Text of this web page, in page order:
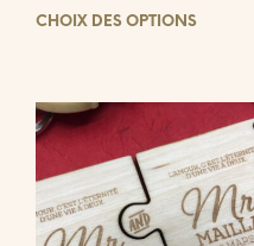
prix :
CHOIX DES OPTIONS